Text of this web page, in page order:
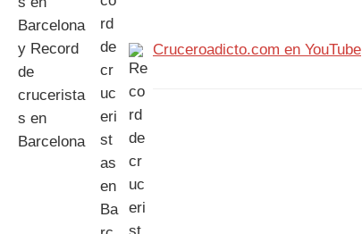
Cruceroadicto.com en YouTube